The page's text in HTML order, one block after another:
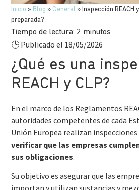
Inicio » Blog » General » Inspección REACH
preparada?
Tiempo de lectura: 2 minutos
🕒 Publicado el 18/05/2026
¿Qué es una
REACH y CLP?
En el marco de los Reglamentos
autoridades competentes de cada
Unión Europea realizan
verificar que las empresas
sus obligaciones.
Su objetivo es asegurar que las